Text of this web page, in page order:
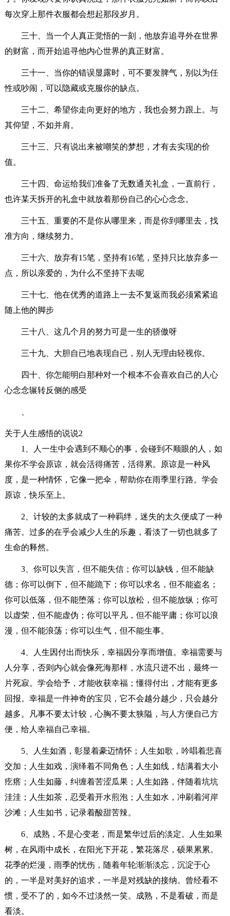
每次穿上那件衣服都会想起那段岁月。
三十、当一个人真正觉悟的一刻，他放弃追寻外在世界
的财富，而开始追寻他内心世界的真正财富。
三十一、当你的错误显露时，可不要发脾气，别以为任
性或吵闹，可以隐藏或克服你的缺点。
三十二、希望你走向更好的地方，我也会努力跟上。与
其仰望，不如并肩。
三十三、只有说出来被嘲笑的梦想，才有去实现的价
值。
三十四、命运给我们准备了无数通关礼盒，一直前行，
也许某天拆开的礼盒中就放着那份自己的心心念念。
三十五、重要的不是你从哪里来，而是你到哪里去，找
准方向，继续努力。
三十六、放弃有15笔，坚持有16笔，坚持只比放弃多一
点，所以亲爱的，为什么不坚持下去呢
三十七、他在优秀的道路上一去不复返而我必须紧紧追
随上他的脚步
三十八、这几个月的努力可是一生的骄傲呀
三十九、大胆自已地表现自已，别人无理由轻视你。
四十、你怎能明白那种对一个根本不会喜欢自己的人心
心念念辗转反侧的感受
关于人生感悟的说说2
1、人一生中会遇到不顺心的事，会碰到不顺眼的人，如
果你不学会原谅，就会活得痛苦，活得累。原谅是一种风
度，是一种情怀，它像一把伞，帮助你在雨季里行路。学会
原谅，快乐至上。
2、计较的太多就成了一种羁绊，迷失的太久便成了一种
痛苦。过多的在乎会减少人生的乐趣，看淡了一切也就多了
生命的释然。
3、你可以失言，但不能失信；你可以缺钱，但不能缺
德；你可以倒下，但不能跪下；你可以求名，但不能盗名；
你可以低落，但不能堕落；你可以放松，但不能放纵；你可
以虚荣，但不能虚伪；你可以平凡，但不能平庸；你可以浪
漫，但不能浪荡；你可以生气，但不能生事。
4、人生因付出而快乐，幸福因分享而增值。幸福需要与
人分享，否则内心就会像死海那样，水流只进不出，最终一
片死寂。学会给予，才能收获幸福；懂得付出，才能有更多
回报。幸福是一件神奇的宝贝，它不会越分越少，只会越分
越多。凡事不要太计较，心胸不要太狭隘，与人方便自己方
便，给人幸福自己幸福。
5、人生如酒，彰显着豪迈情怀；人生如歌，吟唱着悲喜
交加；人生如戏，演绎着不同角色；人生如线，结满着大小
疙瘩；人生如藤，纠缠着苦涩瓜果；人生如路，伴随着坑坑
洼洼；人生如茶，忍受着开水煎泡；人生如水，冲刷着河岸
沙滩；人生如书，记录着酸甜苦辣。
6、成熟，不是心变老，而是繁华过后的淡定。人生如果
树，在风雨中成长，在阳光下开花，繁花落尽，硕果累累。
花季的烂漫，雨季的忧伤，随着年轮渐渐淡忘，沉淀于心
的，一半是对美好的追求，一半是对残缺的接纳。曾经看不
惯，受不了的，如今不过淡然一笑。成熟，不是看破，而是
看淡。